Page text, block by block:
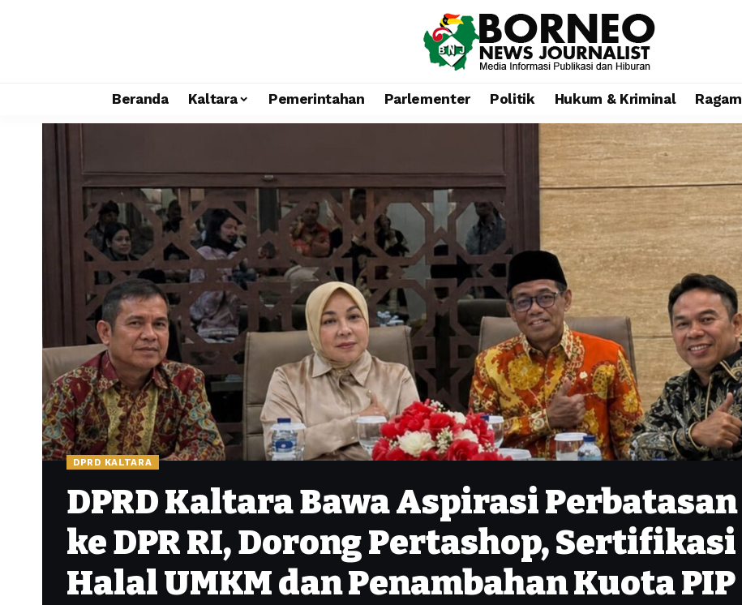
Beranda Kaltara Pemerintahan Parlementer Politik Hukum & Kriminal Ragam
DPRD KALTARA
DPRD Kaltara Bawa Aspirasi Perbatasan
ke DPR RI, Dorong Pertashop, Sertifikasi
Halal UMKM dan Penambahan Kuota PIP